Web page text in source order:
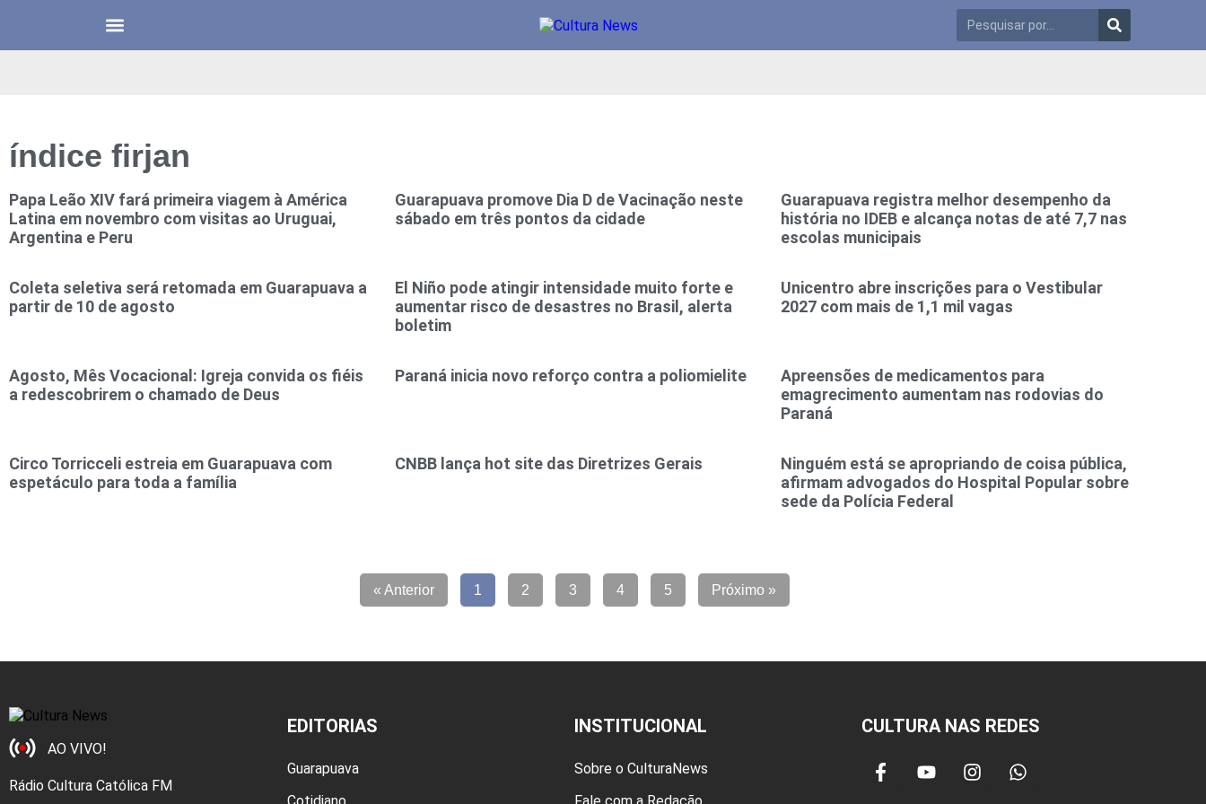
índice firjan
Papa Leão XIV fará primeira viagem à América
Latina em novembro com visitas ao Uruguai,
Argentina e Peru
Guarapuava promove Dia D de Vacinação neste
sábado em três pontos da cidade
Guarapuava registra melhor desempenho da
história no IDEB e alcança notas de até 7,7 nas
escolas municipais
Coleta seletiva será retomada em Guarapuava a
partir de 10 de agosto
El Niño pode atingir intensidade muito forte e
aumentar risco de desastres no Brasil, alerta
boletim
Unicentro abre inscrições para o Vestibular
2027 com mais de 1,1 mil vagas
Agosto, Mês Vocacional: Igreja convida os fiéis
a redescobrirem o chamado de Deus
Paraná inicia novo reforço contra a poliomielite
Apreensões de medicamentos para
emagrecimento aumentam nas rodovias do
Paraná
Circo Torricceli estreia em Guarapuava com
espetáculo para toda a família
CNBB lança hot site das Diretrizes Gerais
Ninguém está se apropriando de coisa pública,
afirmam advogados do Hospital Popular sobre
sede da Polícia Federal
« Anterior 1 2 3 4 5 Próximo »
AO VIVO!
Rádio Cultura Católica FM
EDITORIAS
Guarapuava
INSTITUCIONAL
Sobre o CulturaNews
CULTURA NAS REDES